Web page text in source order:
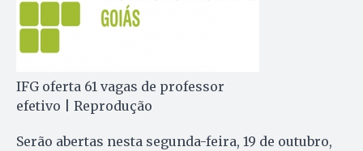
IFG oferta 61 vagas de professor
efetivo | Reprodução
Serão abertas nesta segunda-feira, 19 de outubro,